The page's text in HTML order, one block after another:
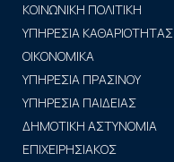
ΚΟΙΝΩΝΙΚΗ ΠΟΛΙΤΙΚΗ
ΥΠΗΡΕΣΙΑ ΚΑΘΑΡΙΟΤΗΤΑΣ
ΟΙΚΟΝΟΜΙΚΑ
ΥΠΗΡΕΣΙΑ ΠΡΑΣΙΝΟΥ
ΥΠΗΡΕΣΙΑ ΠΑΙΔΕΙΑΣ
ΔΗΜΟΤΙΚΗ ΑΣΤΥΝΟΜΙΑ
ΕΠΙΧΕΙΡΗΣΙΑΚΟΣ